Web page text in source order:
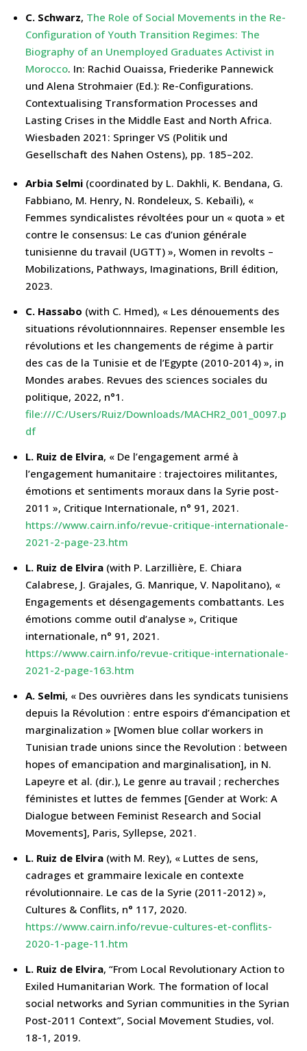
C. Schwarz, The Role of Social Movements in the Re-
Configuration of Youth Transition Regimes: The
Biography of an Unemployed Graduates Activist in
Morocco. In: Rachid Ouaissa, Friederike Pannewick
und Alena Strohmaier (Ed.): Re-Configurations.
Contextualising Transformation Processes and
Lasting Crises in the Middle East and North Africa.
Wiesbaden 2021: Springer VS (Politik und
Gesellschaft des Nahen Ostens), pp. 185–202.
Arbia Selmi (coordinated by L. Dakhli, K. Bendana, G.
Fabbiano, M. Henry, N. Rondeleux, S. Kebaïli), «
Femmes syndicalistes révoltées pour un « quota » et
contre le consensus: Le cas d’union générale
tunisienne du travail (UGTT) », Women in revolts –
Mobilizations, Pathways, Imaginations, Brill édition,
2023.
C. Hassabo (with C. Hmed), « Les dénouements des
situations révolutionnnaires. Repenser ensemble les
révolutions et les changements de régime à partir
des cas de la Tunisie et de l’Egypte (2010-2014) », in
Mondes arabes. Revues des sciences sociales du
politique, 2022, n°1.
file:///C:/Users/Ruiz/Downloads/MACHR2_001_0097.p
df
L. Ruiz de Elvira, « De l’engagement armé à
l’engagement humanitaire : trajectoires militantes,
émotions et sentiments moraux dans la Syrie post-
2011 », Critique Internationale, n° 91, 2021.
https://www.cairn.info/revue-critique-internationale-
2021-2-page-23.htm
L. Ruiz de Elvira (with P. Larzillière, E. Chiara
Calabrese, J. Grajales, G. Manrique, V. Napolitano), «
Engagements et désengagements combattants. Les
émotions comme outil d’analyse », Critique
internationale, n° 91, 2021.
https://www.cairn.info/revue-critique-internationale-
2021-2-page-163.htm
A. Selmi, « Des ouvrières dans les syndicats tunisiens
depuis la Révolution : entre espoirs d’émancipation et
marginalization » [Women blue collar workers in
Tunisian trade unions since the Revolution : between
hopes of emancipation and marginalisation], in N.
Lapeyre et al. (dir.), Le genre au travail ; recherches
féministes et luttes de femmes [Gender at Work: A
Dialogue between Feminist Research and Social
Movements], Paris, Syllepse, 2021.
L. Ruiz de Elvira (with M. Rey), « Luttes de sens,
cadrages et grammaire lexicale en contexte
révolutionnaire. Le cas de la Syrie (2011-2012) »,
Cultures & Conflits, n° 117, 2020.
https://www.cairn.info/revue-cultures-et-conflits-
2020-1-page-11.htm
L. Ruiz de Elvira, “From Local Revolutionary Action to
Exiled Humanitarian Work. The formation of local
social networks and Syrian communities in the Syrian
Post-2011 Context”, Social Movement Studies, vol.
18-1, 2019.